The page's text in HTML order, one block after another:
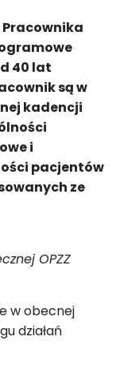
Pracownika
40 lat
są w
kadencji
i
pacjentów
ze
OPZZ
w obecnej
działań